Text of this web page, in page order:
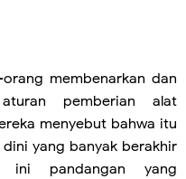
membenarkan dan
pemberian alat
menyebut bahwa itu
yang banyak berakhir
ini pandangan yang